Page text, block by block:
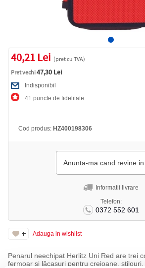
40,21 Lei (pret cu TVA)
Pret vechi47,30 Lei
Indisponibil
41 puncte de fidelitate
Cod produs: HZ400198306
Anunta-ma cand revine
Informatii livrare
Telefon:
0372 552 601
Adauga in wishlist
Penarul neechipat Herlitz Uni Red are trei
fermoar și lăcașuri pentru creioane, stilouri,